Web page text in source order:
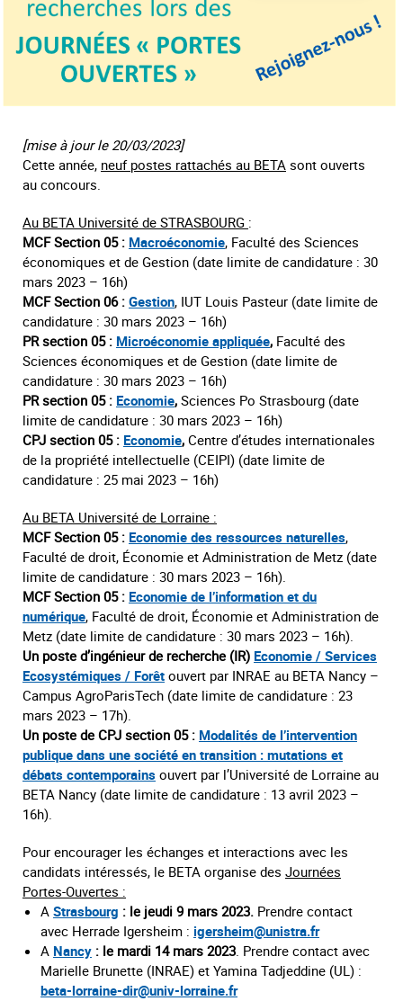
[mise à jour le 20/03/2023]
Cette année, neuf postes rattachés au BETA sont ouverts
au concours.
Au BETA Université de STRASBOURG :
MCF Section 05 : Macroéconomie, Faculté des Sciences
économiques et de Gestion (date limite de candidature : 30
mars 2023 – 16h)
MCF Section 06 : Gestion, IUT Louis Pasteur (date limite de
candidature : 30 mars 2023 – 16h)
PR section 05 : Microéconomie appliquée, Faculté des
Sciences économiques et de Gestion (date limite de
candidature : 30 mars 2023 – 16h)
PR section 05 : Economie, Sciences Po Strasbourg (date
limite de candidature : 30 mars 2023 – 16h)
CPJ section 05 : Economie, Centre d’études internationales
de la propriété intellectuelle (CEIPI) (date limite de
candidature : 25 mai 2023 – 16h)
Au BETA Université de Lorraine :
MCF Section 05 : Economie des ressources naturelles,
Faculté de droit, Économie et Administration de Metz (date
limite de candidature : 30 mars 2023 – 16h).
MCF Section 05 : Economie de l’information et du
numérique, Faculté de droit, Économie et Administration de
Metz (date limite de candidature : 30 mars 2023 – 16h).
Un poste d’ingénieur de recherche (IR) Economie / Services
Ecosystémiques / Forêt ouvert par INRAE au BETA Nancy –
Campus AgroParisTech (date limite de candidature : 23
mars 2023 – 17h).
Un poste de CPJ section 05 : Modalités de l’intervention
publique dans une société en transition : mutations et
débats contemporains ouvert par l’Université de Lorraine au
BETA Nancy (date limite de candidature : 13 avril 2023 –
16h).
Pour encourager les échanges et interactions avec les
candidats intéressés, le BETA organise des Journées
Portes-Ouvertes :
A Strasbourg : le jeudi 9 mars 2023. Prendre contact
avec Herrade Igersheim : igersheim@unistra.fr
A Nancy : le mardi 14 mars 2023. Prendre contact avec
Marielle Brunette (INRAE) et Yamina Tadjeddine (UL) :
beta-lorraine-dir@univ-lorraine.fr